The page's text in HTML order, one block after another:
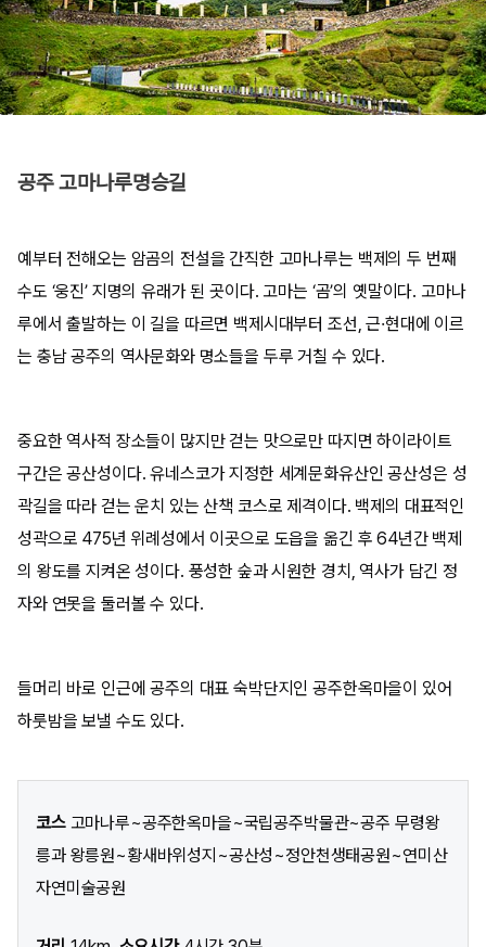
공주 고마나루명승길
예부터 전해오는 암곰의 전설을 간직한 고마나루는 백제의 두 번째
수도 ‘웅진’ 지명의 유래가 된 곳이다. 고마는 ‘곰’의 옛말이다. 고마나
루에서 출발하는 이 길을 따르면 백제시대부터 조선, 근·현대에 이르
는 충남 공주의 역사문화와 명소들을 두루 거칠 수 있다.
중요한 역사적 장소들이 많지만 걷는 맛으로만 따지면 하이라이트
구간은 공산성이다. 유네스코가 지정한 세계문화유산인 공산성은 성
곽길을 따라 걷는 운치 있는 산책 코스로 제격이다. 백제의 대표적인
성곽으로 475년 위례성에서 이곳으로 도읍을 옮긴 후 64년간 백제
의 왕도를 지켜온 성이다. 풍성한 숲과 시원한 경치, 역사가 담긴 정
자와 연못을 둘러볼 수 있다.
들머리 바로 인근에 공주의 대표 숙박단지인 공주한옥마을이 있어
하룻밤을 보낼 수도 있다.
코스고마나루~공주한옥마을~국립공주박물관~공주 무령왕
릉과 왕릉원~황새바위성지~공산성~정안천생태공원~연미산
자연미술공원